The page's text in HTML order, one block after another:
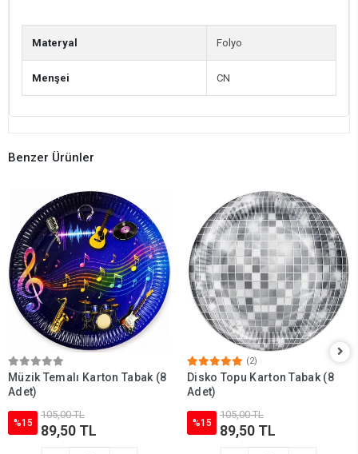
Materyal Folyo
Menşei CN
Benzer Ürünler
Müzik Temalı Karton Tabak (8
Adet)
%15
105,00 TL
89,50 TL
(2)
Disko Topu Karton Tabak (8
Adet)
%15
105,00 TL
89,50 TL